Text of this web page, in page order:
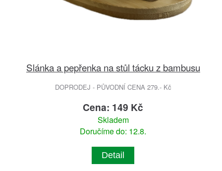
Slánka a pepřenka na stůl tácku z bambusu
DOPRODEJ - PŮVODNÍ CENA 279.- Kč
Cena: 149 Kč
Skladem
Doručíme do: 12.8.
Detail